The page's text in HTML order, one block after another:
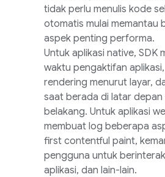
tidak perlu menulis kode
otomatis mulai memantau
aspek penting performa.
Untuk aplikasi native, SDK
waktu pengaktifan
rendering menurut layar,
saat berada di latar
belakang. Untuk aplikasi
membuat log beberapa
first contentful paint,
pengguna untuk
aplikasi, dan lain-lain.